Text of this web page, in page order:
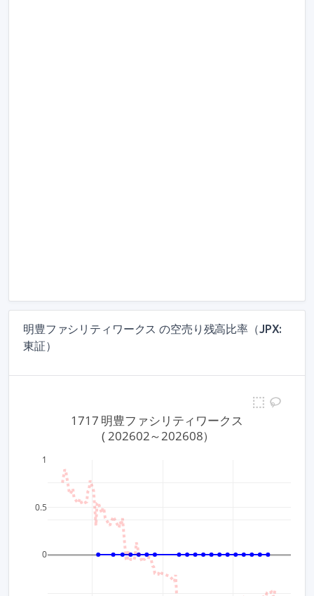
明豊ファシリティワークス の空売り残高比率（JPX:
東証）
0
0.5
1
1717 明豊ファシリティワークス
( 202602～202608）